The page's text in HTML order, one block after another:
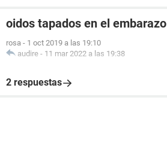
oidos tapados en el embarazo
rosa - 1 oct 2019 a las 19:10
audire - 11 mar 2022 a las 19:38
2 respuestas